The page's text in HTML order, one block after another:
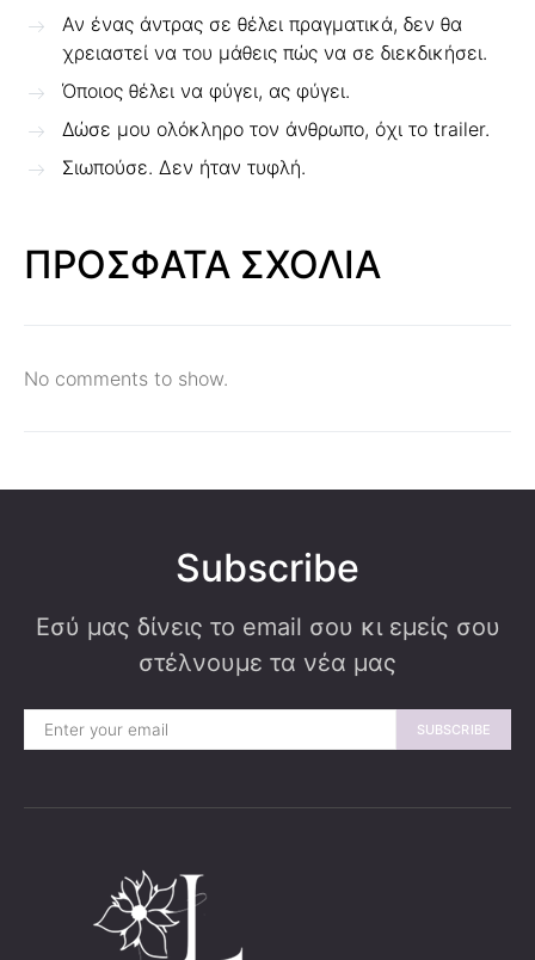
Αν ένας άντρας σε θέλει πραγματικά, δεν θα
χρειαστεί να του μάθεις πώς να σε διεκδικήσει.
Όποιος θέλει να φύγει, ας φύγει.
Δώσε μου ολόκληρο τον άνθρωπο, όχι το trailer.
Σιωπούσε. Δεν ήταν τυφλή.
ΠΡΟΣΦΑΤΑ ΣΧΟΛΙΑ
No comments to show.
Subscribe
Εσύ μας δίνεις το email σου κι εμείς σου
στέλνουμε τα νέα μας
SUBSCRIBE